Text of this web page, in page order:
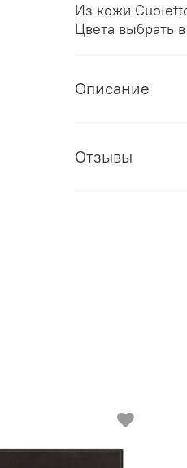
Из кожи
Цвета выбрать
Описание
Отзывы